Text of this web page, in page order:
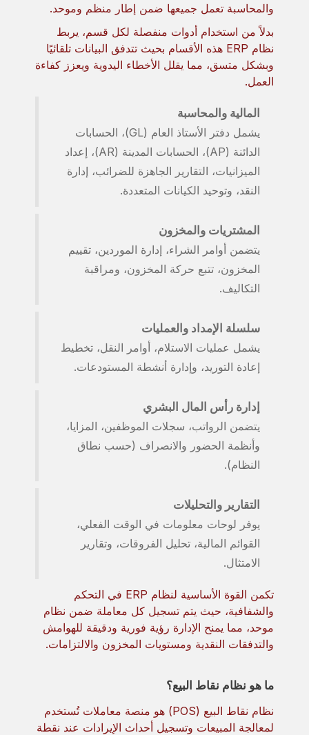
والمحاسبة تعمل جميعها ضمن إطار منظم وموحد.
بدلاً من استخدام أدوات منفصلة لكل قسم، يربط
نظام ERP هذه الأقسام بحيث تتدفق البيانات تلقائيًا
وبشكل متسق، مما يقلل الأخطاء اليدوية ويعزز كفاءة
العمل.
المالية والمحاسبة
يشمل دفتر الأستاذ العام (GL)، الحسابات
الدائنة (AP)، الحسابات المدينة (AR)، إعداد
الميزانيات، التقارير الجاهزة للضرائب، إدارة
النقد، وتوحيد الكيانات المتعددة.
المشتريات والمخزون
يتضمن أوامر الشراء، إدارة الموردين، تقييم
المخزون، تتبع حركة المخزون، ومراقبة
التكاليف.
سلسلة الإمداد والعمليات
يشمل عمليات الاستلام، أوامر النقل، تخطيط
إعادة التوريد، وإدارة أنشطة المستودعات.
إدارة رأس المال البشري
يتضمن الرواتب، سجلات الموظفين، المزايا،
وأنظمة الحضور والانصراف (حسب نطاق
النظام).
التقارير والتحليلات
يوفر لوحات معلومات في الوقت الفعلي،
القوائم المالية، تحليل الفروقات، وتقارير
الامتثال.
تكمن القوة الأساسية لنظام ERP في التحكم
والشفافية، حيث يتم تسجيل كل معاملة ضمن نظام
موحد، مما يمنح الإدارة رؤية فورية ودقيقة للهوامش
والتدفقات النقدية ومستويات المخزون والالتزامات.
ما هو نظام نقاط البيع؟
نظام نقاط البيع (POS) هو منصة معاملات تُستخدم
لمعالجة المبيعات وتسجيل أحداث الإيرادات عند نقطة